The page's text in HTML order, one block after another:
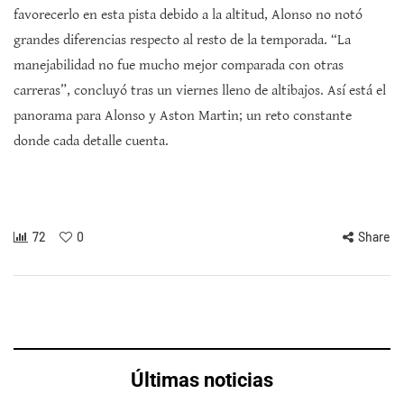
favorecerlo en esta pista debido a la altitud, Alonso no notó
grandes diferencias respecto al resto de la temporada. “La
manejabilidad no fue mucho mejor comparada con otras
carreras”, concluyó tras un viernes lleno de altibajos. Así está el
panorama para Alonso y Aston Martin; un reto constante
donde cada detalle cuenta.
72 0 Share
Últimas noticias